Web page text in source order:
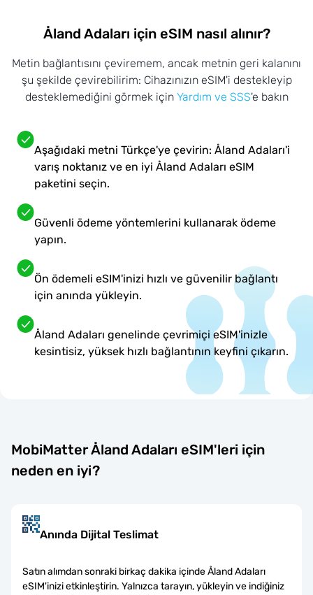
Åland Adaları için eSIM nasıl alınır?
Metin bağlantısını çeviremem, ancak metnin geri kalanını
şu şekilde çevirebilirim: Cihazınızın eSIM'i destekleyip
desteklemediğini görmek için Yardım ve SSS'e bakın
Aşağıdaki metni Türkçe'ye çevirin: Åland Adaları'i
varış noktanız ve en iyi Åland Adaları eSIM
paketini seçin.
Güvenli ödeme yöntemlerini kullanarak ödeme
yapın.
Ön ödemeli eSIM'inizi hızlı ve güvenilir bağlantı
için anında yükleyin.
Åland Adaları genelinde çevrimiçi eSIM'inizle
kesintisiz, yüksek hızlı bağlantının keyfini çıkarın.
MobiMatter Åland Adaları eSIM'leri için
neden en iyi?
Anında Dijital Teslimat
Satın alımdan sonraki birkaç dakika içinde Åland Adaları
eSIM'inizi etkinleştirin. Yalnızca tarayın, yükleyin ve indiğiniz